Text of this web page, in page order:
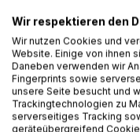
Titel bewerten
Wir respektieren den
Wir nutzen Cookies und
Website. Einige von ihnen
Daneben verwenden wir
Fingerprints sowie
unsere Seite besucht und
Trackingtechnologien zu
serverseitiges Tracking
geräteübergreifend